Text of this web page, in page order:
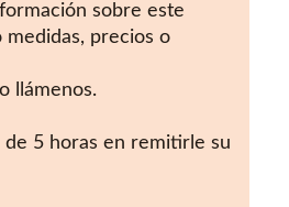
sobre este
medidas, precios o
llámenos.
5 horas en remitirle su